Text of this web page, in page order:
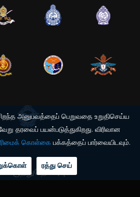
கருத்துதொடர்பு
அனுபவத்தைப் பெறுவதை உறுதிசெய்ய
தரவைப் பயன்படுத்துகிறது. விரிவான
கொள்கை பக்கத்தைப் பார்வையிடவும்.
ரத்து செய்